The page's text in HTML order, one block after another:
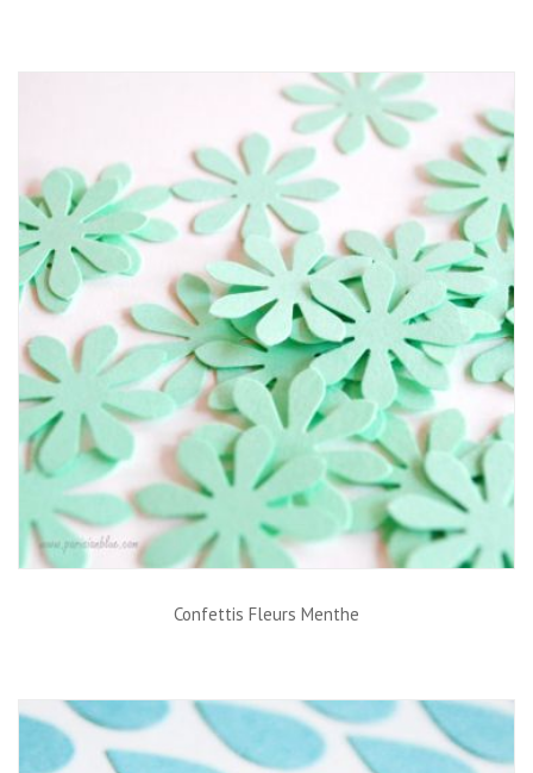
Confettis Fleurs Menthe